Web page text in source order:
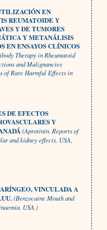
EN
REUMATOIDE Y
Y DE TUMORES
Y METANÁLISIS
EN ENSAYOS CLÍNICOS
Therapy in Rheumatoid
and Malignancies
of Rare Harmful Effects in
DE EFECTOS
Y
(Aprotinin. Reports of
and kidney effects. USA,
VINCULADA A
(Benzocaine Mouth and
USA.)